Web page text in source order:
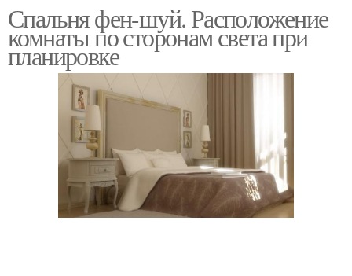
Спальня фен-шуй. Расположение
комнаты по сторонам света при
планировке